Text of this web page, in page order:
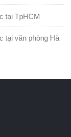
tại TpHCM
tại văn phòng Hà